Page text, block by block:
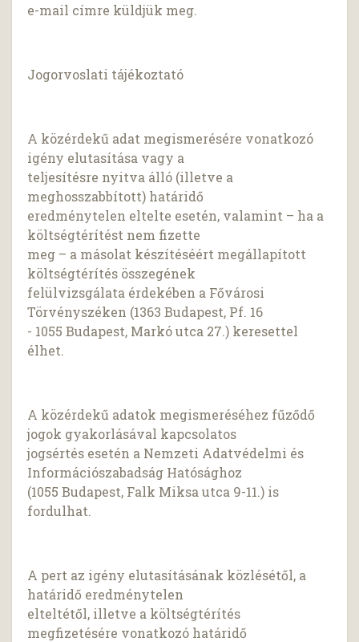
e-mail címre küldjük meg.
Jogorvoslati tájékoztató
A közérdekű adat megismerésére vonatkozó
igény elutasítása vagy a
teljesítésre nyitva álló (illetve a
meghosszabbított) határidő
eredménytelen eltelte esetén, valamint – ha a
költségtérítést nem fizette
meg – a másolat készítéséért megállapított
költségtérítés összegének
felülvizsgálata érdekében a Fővárosi
Törvényszéken (1363 Budapest, Pf. 16
- 1055 Budapest, Markó utca 27.) keresettel
élhet.
A közérdekű adatok megismeréséhez fűződő
jogok gyakorlásával kapcsolatos
jogsértés esetén a Nemzeti Adatvédelmi és
Információszabadság Hatósághoz
(1055 Budapest, Falk Miksa utca 9-11.) is
fordulhat.
A pert az igény elutasításának közlésétől, a
határidő eredménytelen
elteltétől, illetve a költségtérítés
megfizetésére vonatkozó határidő